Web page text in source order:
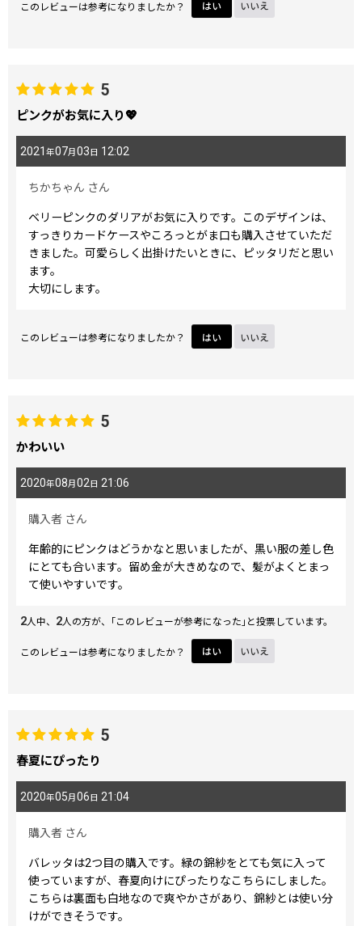
このレビューは参考になりましたか？ はい いいえ
5
ピンクがお気に入り💖
2021 年07月 03 日 12:02
ちかちゃん さん
ベリーピンクのダリアがお気に入りです。このデザインは、
すっきりカードケースやころっとがま口も購入させていただ
きました。可愛らしく出掛けたいときに、ピッタリだと思い
ます。
大切にします。
このレビューは参考になりましたか？ はい いいえ
5
かわいい
2020年08月02日 21:06
購入者 さん
年齢的にピンクはどうかなと思いましたが、黒い服の差し色
にとても合います。留め金が大きめなので、髪がよくとまっ
て使いやすいです。
2人中、 2人の方が、｢このレビューが参考になった｣と投票しています。
このレビューは参考になりましたか？ はい いいえ
5
春夏にぴったり
2020年05月06日 21:04
購入者 さん
バレッタは2つ目の購入です。緑の錦紗をとても気に入って
使っていますが、春夏向けにぴったりなこちらにしました。
こちらは裏面も白地なので爽やかさがあり、錦紗とは使い分
けができそうです。